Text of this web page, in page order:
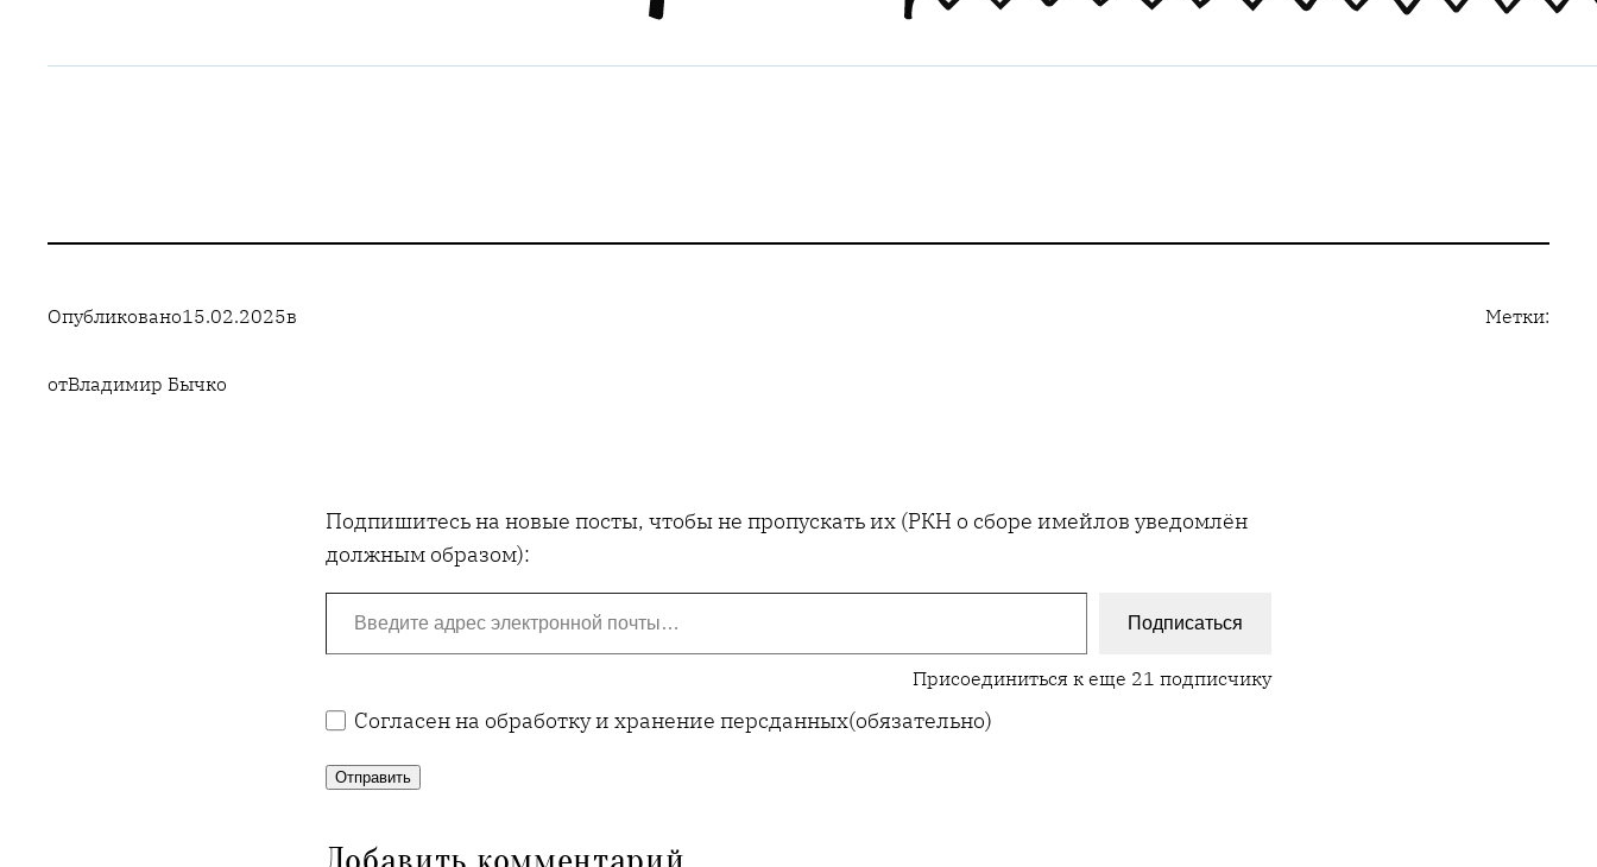
Опубликовано15.02.2025в
отВладимир Бычко
Метки:
Подпишитесь на новые посты, чтобы не пропускать их (РКН о сборе имейлов уведомлён
должным образом):
Введите адрес электронной почты…
Подписаться
Присоединиться к еще 21 подписчику
Согласен на обработку и хранение персданных(обязательно)
Отправить